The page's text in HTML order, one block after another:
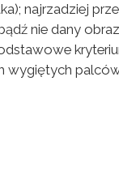
najrzadziej
nie dany
wygiętych